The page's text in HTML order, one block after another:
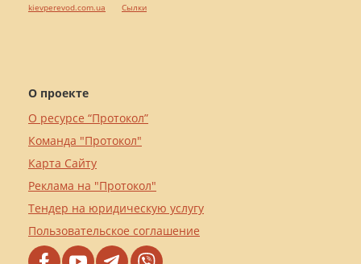
О проекте
О ресурсе “Протокол”
Команда "Протокол"
Карта Сайту
Реклама на "Протокол"
Тендер на юридическую услугу
Пользовательское соглашение
kievperevod.com.ua
Cылки